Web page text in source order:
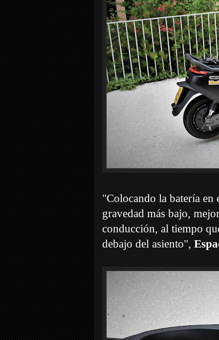
"Colocando la batería en
gravedad más bajo,
conducción, al tiempo
debajo del asiento",